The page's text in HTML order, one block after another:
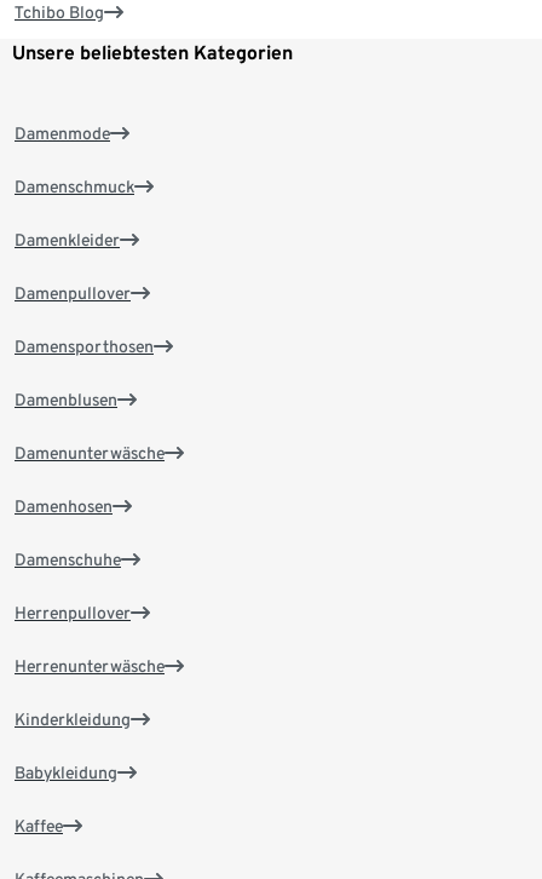
Tchibo Blog
Unsere beliebtesten Kategorien
Damenmode
Damenschmuck
Damenkleider
Damenpullover
Damensporthosen
Damenblusen
Damenunterwäsche
Damenhosen
Damenschuhe
Herrenpullover
Herrenunterwäsche
Kinderkleidung
Babykleidung
Kaffee